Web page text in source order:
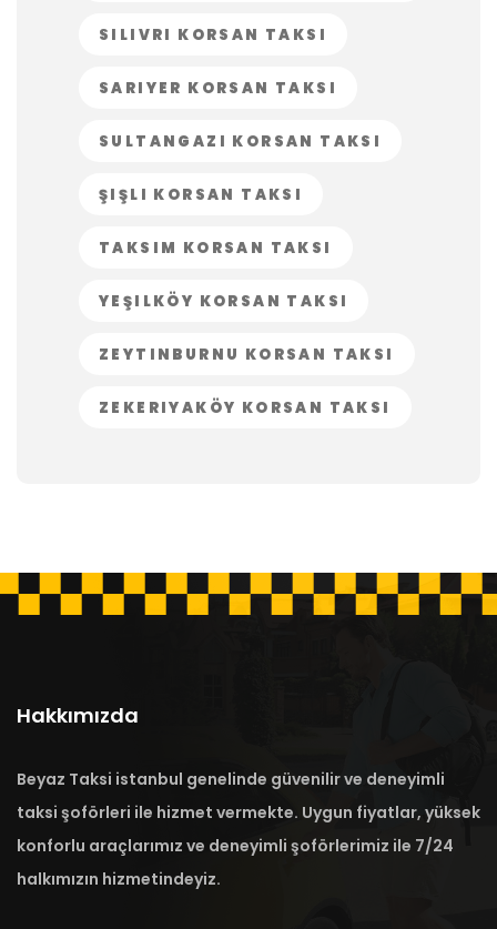
SILIVRI KORSAN TAKSI
SARIYER KORSAN TAKSI
SULTANGAZI KORSAN TAKSI
ŞIŞLI KORSAN TAKSI
TAKSIM KORSAN TAKSI
YEŞILKÖY KORSAN TAKSI
ZEYTINBURNU KORSAN TAKSI
ZEKERIYAKÖY KORSAN TAKSI
Hakkımızda
Beyaz Taksi istanbul genelinde güvenilir ve deneyimli
taksi şoförleri ile hizmet vermekte. Uygun fiyatlar, yüksek
konforlu araçlarımız ve deneyimli şoförlerimiz ile 7/24
halkımızın hizmetindeyiz.